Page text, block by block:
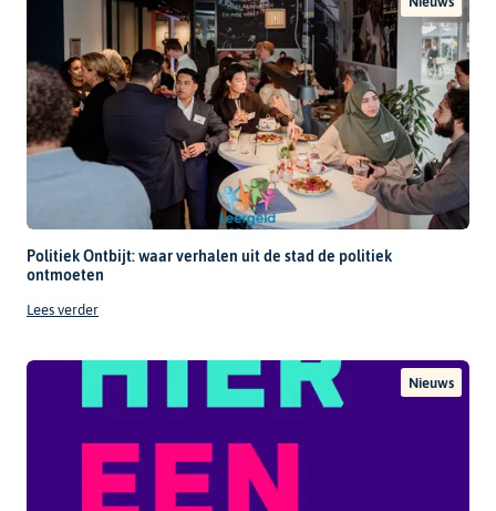
Politiek Ontbijt: waar verhalen uit de stad de politiek
ontmoeten
Lees verder
Nieuws